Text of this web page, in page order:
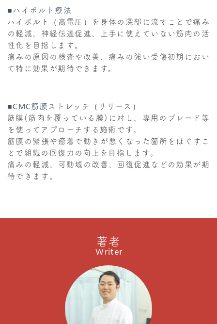
■ハイボルト療法
ハイボルト（高電圧）を身体の深部に流すことで痛み
の軽減、神経伝達促進、上手に使えていない筋肉の活
性化を目指します。
痛みの原因の検査や改善、痛みの強い受傷初期におい
て特に効果が期待できます。
■CMC筋膜ストレッチ（リリース）
筋膜(筋肉を覆っている膜)に対し、専用のブレード等
を使ってアプローチする施術です。
筋膜の緊張や癒着で動きが悪くなった箇所をほぐすこ
とで組織の回復力の向上を目指します。
痛みの軽減、可動域の改善、回復促進などの効果が期
待できます。
著者
Writer